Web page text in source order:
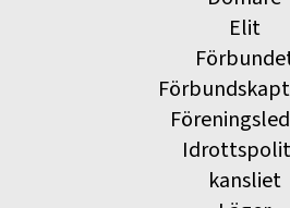
Elit
kansliet